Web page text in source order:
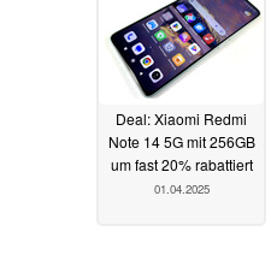
Deal: Xiaomi Redmi
Note 14 5G mit 256GB
um fast 20% rabattiert
01.04.2025